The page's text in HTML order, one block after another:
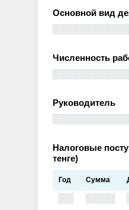
Основной вид
Численность
Руководитель
Налоговые
тенге)
Год Сумма